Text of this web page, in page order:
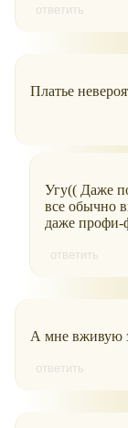
ответить
Платье
Угу(( Даже
все обычно
даже профи-
ответить
А мне вживую
ответить